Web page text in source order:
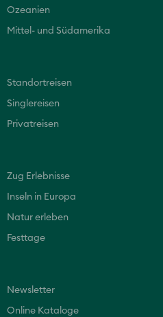
Ozeanien
Mittel- und Südamerika
Standortreisen
Singlereisen
Privatreisen
Zug Erlebnisse
Inseln in Europa
Natur erleben
Festtage
Newsletter
Online Kataloge